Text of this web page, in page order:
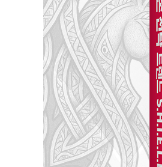
___적용 : AI 생성물로 수익화
_창작 패러다임의 근본적인
04장. Industry AX : AX의 시
_AI 시대 노동 현장에 변화가
___AI가 모든 인간의 직업을
___AI 시대, 무엇을 준비해야
_AX의 성공 방정식, DOING
___DOING으로 AX 실천하
___산업별 사례를 DOING으